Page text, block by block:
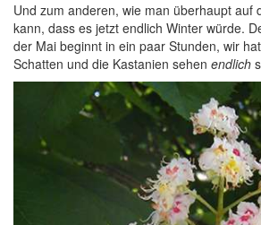
Und zum anderen, wie man überhaupt auf
kann, dass es jetzt endlich Winter würde.
der Mai beginnt in ein paar Stunden, wir
Schatten und die Kastanien sehen endlich